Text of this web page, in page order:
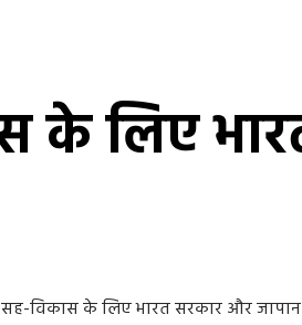
लिए
विकास के लिए भारत सरकार और